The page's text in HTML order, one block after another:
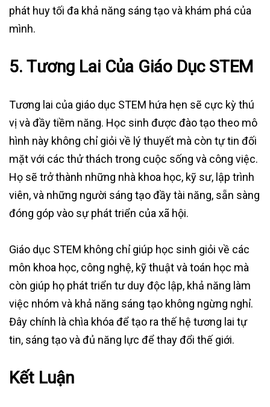
phát huy tối đa khả năng sáng tạo và khám phá của
mình.
5. Tương Lai Của Giáo Dục STEM
Tương lai của giáo dục STEM hứa hẹn sẽ cực kỳ thú
vị và đầy tiềm năng. Học sinh được đào tạo theo mô
hình này không chỉ giỏi về lý thuyết mà còn tự tin đối
mặt với các thử thách trong cuộc sống và công việc.
Họ sẽ trở thành những nhà khoa học, kỹ sư, lập trình
viên, và những người sáng tạo đầy tài năng, sẵn sàng
đóng góp vào sự phát triển của xã hội.
Giáo dục STEM không chỉ giúp học sinh giỏi về các
môn khoa học, công nghệ, kỹ thuật và toán học mà
còn giúp họ phát triển tư duy độc lập, khả năng làm
việc nhóm và khả năng sáng tạo không ngừng nghỉ.
Đây chính là chìa khóa để tạo ra thế hệ tương lai tự
tin, sáng tạo và đủ năng lực để thay đổi thế giới.
Kết Luận